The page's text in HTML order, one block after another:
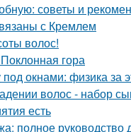
советы и
с Кремлем
волос!
гора
окнами: физика за
волос - набор
есть
полное